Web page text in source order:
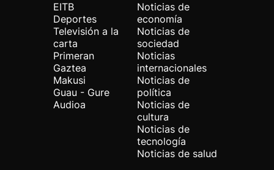
EITB
Deportes
Televisión a la
carta
Primeran
Gaztea
Makusi
Guau - Gure
Audioa
Noticias de
economía
Noticias de
sociedad
Noticias
internacionales
Noticias de
política
Noticias de
cultura
Noticias de
tecnología
Noticias de salud